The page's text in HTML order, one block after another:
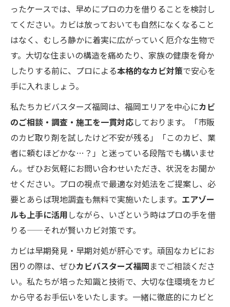
ったケースでは、早めにプロの力を借りることを検討し
てください。カビは放っておいても自然になくなること
はなく、むしろ静かに着実に広がっていく厄介な生物で
す。大切な住まいの構造を痛めたり、家族の健康を脅か
したりする前に、プロによる本格的なカビ対策で安心を
手に入れましょう。
私たちカビバスターズ福岡は、福岡エリアを中心にカビ
のご相談・調査・施工を一貫対応しております。「市販
のカビ取り剤を試したけど不安が残る」「このカビ、業
者に頼むほどかな…？」と迷っている段階でも構いませ
ん。ぜひお気軽にお問い合わせいただき、状況をお聞か
せください。プロの視点で最適な対処法をご提案し、必
要とあらば現地調査も無料で実施いたします。 エアゾー
ルも上手に活用しながら、いざという時はプロの手を借
りる——それが賢いカビ対策です。
カビは早期発見・早期対処が肝心です。頑固なカビにお
困りの際は、ぜひカビバスターズ福岡までご相談くださ
い。私たちが培った知識と技術で、大切な住環境をカビ
から守るお手伝いをいたします。一緒に徹底的にカビと